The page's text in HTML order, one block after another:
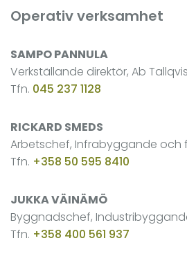
Operativ verksamhet
SAMPO PANNULA
Verkställande direktör, Ab
Tfn. 045 237 1128
RICKARD SMEDS
Arbetschef, Infrabyggande och
Tfn. +358 50 595 8410
JUKKA VÄINÄMÖ
Byggnadschef,
Tfn. +358 400 561 937